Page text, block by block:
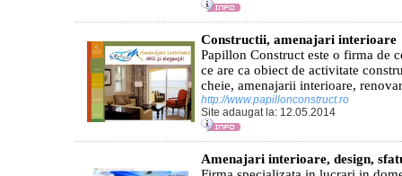
Constructii, amenajari interioare
Papillon Construct este o firma de
ce are ca obiect de activitate
cheie, amenajarii interioare,
http://www.papillonconstruct.ro
Site adaugat la: 12.05.2014
Amenajari interioare, design,